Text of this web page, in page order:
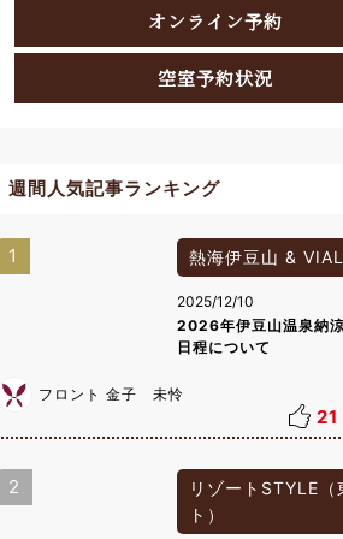
オンライン予約
空室予約状況
週間人気記事ランキング
1 熱海伊豆山 &
2025/12/10
2026年伊豆山温泉納
日程について
フロント 金子 未怜
21
2
リゾートSTYLE（
ト）